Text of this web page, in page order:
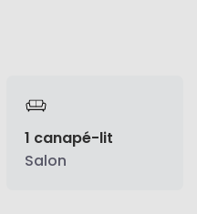
1 canapé-lit
Salon